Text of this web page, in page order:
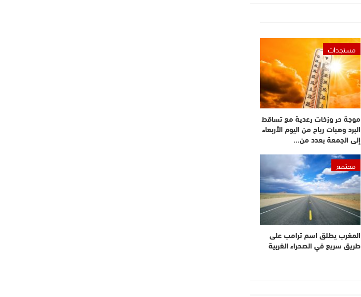
مستجدات
موجة حر وزخات رعدية مع تساقط
البرد وهبات رياح من اليوم الأربعاء
إلى الجمعة بعدد من…
مجتمع
المغرب يطلق اسم ترامب على
طريق سريع في الصحراء الغربية